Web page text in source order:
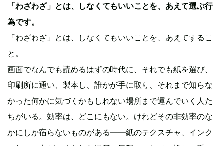
「わざわざ」とは、しなくてもいいことを、あえて選ぶ行
為です。
「わざわざ」とは、しなくてもいいことを、あえてするこ
と。
画面でなんでも読めるはずの時代に、それでも紙を選び、
印刷所に通い、製本し、誰かが手に取り、それまで知らな
かった何かに気づくかもしれない場所まで運んでいく人た
ちがいる。効率は、どこにもない。けれどその非効率のな
かにしか宿らないものがある——紙のテクスチャ、インク